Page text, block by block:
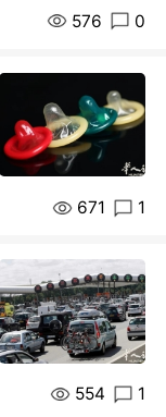
576 0
671 1
554 1